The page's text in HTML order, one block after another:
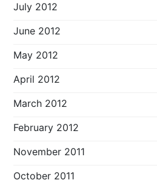
July 2012
June 2012
May 2012
April 2012
March 2012
February 2012
November 2011
October 2011